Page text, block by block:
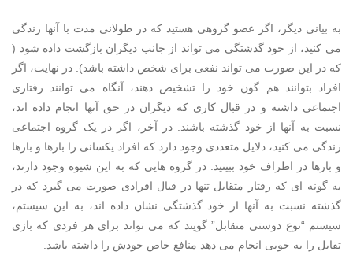
به بیانی دیگر، اگر عضو گروهی هستید که در طولانی مدت با آنها زندگی
می کنید، از خود گذشتگی می تواند از جانب دیگران بازگشت داده شود (
که در این صورت می تواند نفعی برای شخص داشته باشد). در نهایت، اگر
افراد بتوانند هم گون خود را تشخیص دهند، آنگاه می توانند رفتاری
اجتماعی داشته و در قبال کاری که دیگران در حق آنها انجام داده اند،
نسبت به آنها از خود گذشته باشند. در آخر، اگر در یک گروه اجتماعی
زندگی می کنید، دلایل متعددی وجود دارد که افراد یکسانی را بارها و بارها
و بارها در اطراف خود ببینید. در گروه هایی که به این شیوه وجود دارند،
به گونه ای که رفتار متقابل تنها در قبال افرادی صورت می گیرد که در
گذشته نسبت به آنها از خود گذشتگی نشان داده اند، به این سیستم،
سیستم “نوع دوستی متقابل” گویند که می تواند برای هر فردی که بازی
تقابل را به خوبی انجام می دهد منافع خاص خودش را داشته باشد.